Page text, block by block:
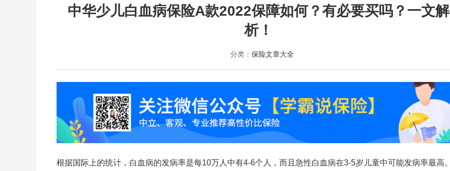
中华少儿白血病保险A款2022保障如何？有必要买吗？一文解
析！
分类： 保险文章大全
根据国际上的统计，白血病的发病率是每10万人中有4-6个人，而且急性白血病在3-5岁儿童中可能发病率最高。